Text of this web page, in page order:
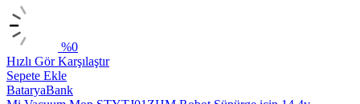
%0
Hızlı GörKarşılaştır
Sepete Ekle
BataryaBank